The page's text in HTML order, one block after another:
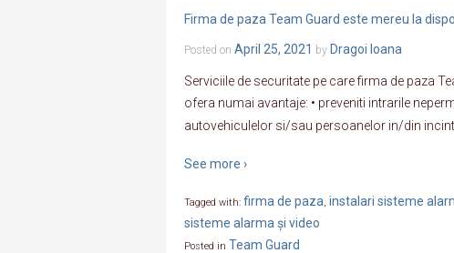
Firma de paza Team Guard este mereu la
Posted on April 25, 2021 by Dragoi Ioana
Serviciile de securitate pe care firma de paza
ofera numai avantaje: • preveniti intrarile
autovehiculelor si/sau persoanelor in/din
See more ›
Tagged with: firma de paza, instalari sisteme
sisteme alarma și video
Posted in Team Guard